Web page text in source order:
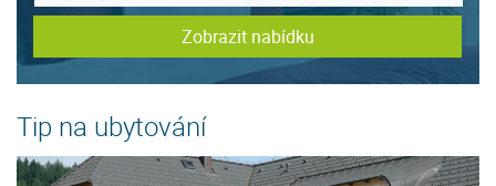
Zobrazit nabídku
Tip na ubytování